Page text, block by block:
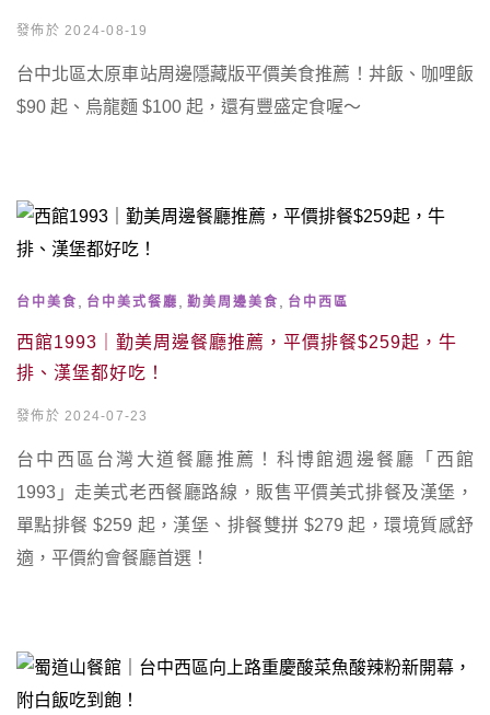
發佈於 2024-08-19
台中北區太原車站周邊隱藏版平價美食推薦！丼飯、咖哩飯
$90 起、烏龍麵 $100 起，還有豐盛定食喔～
台中美食 台中美式餐廳 勤美周邊美食 台中西區
西館1993｜勤美周邊餐廳推薦，平價排餐$259起，牛
排、漢堡都好吃！
發佈於 2024-07-23
台中西區台灣大道餐廳推薦！科博館週邊餐廳「西館
1993」走美式老西餐廳路線，販售平價美式排餐及漢堡，
單點排餐 $259 起，漢堡、排餐雙拼 $279 起，環境質感舒
適，平價約會餐廳首選！